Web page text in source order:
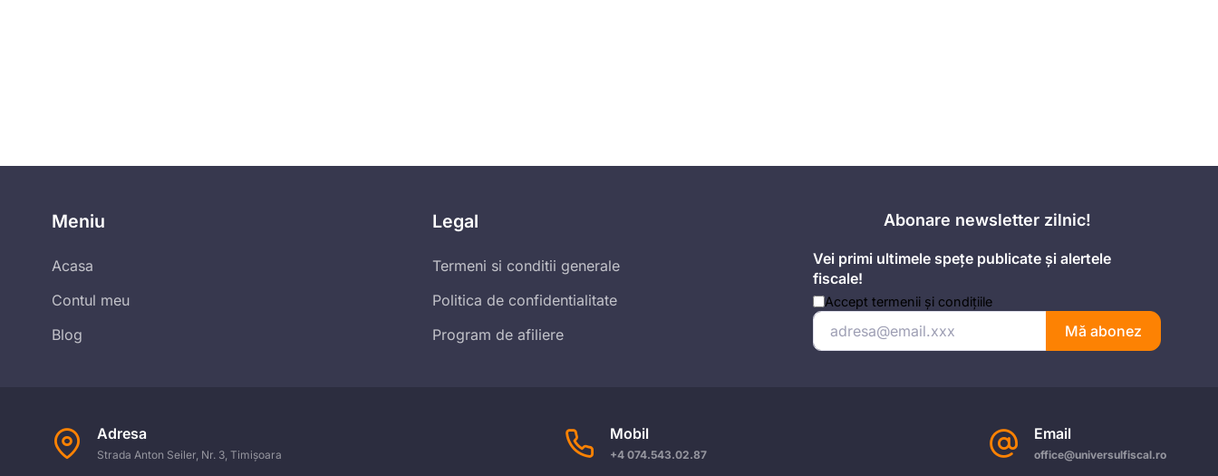
Meniu
Acasa
Contul meu
Blog
Legal
Termeni si conditii generale
Politica de confidentialitate
Program de afiliere
Abonare newsletter zilnic!
Vei primi ultimele spețe publicate și alertele
fiscale!
Accept termenii și condițiile
Mă abonez
Adresa
Strada Anton Seiler, Nr. 3, Timișoara
Mobil
+4 074.543.02.87
Email
office@universulfiscal.ro